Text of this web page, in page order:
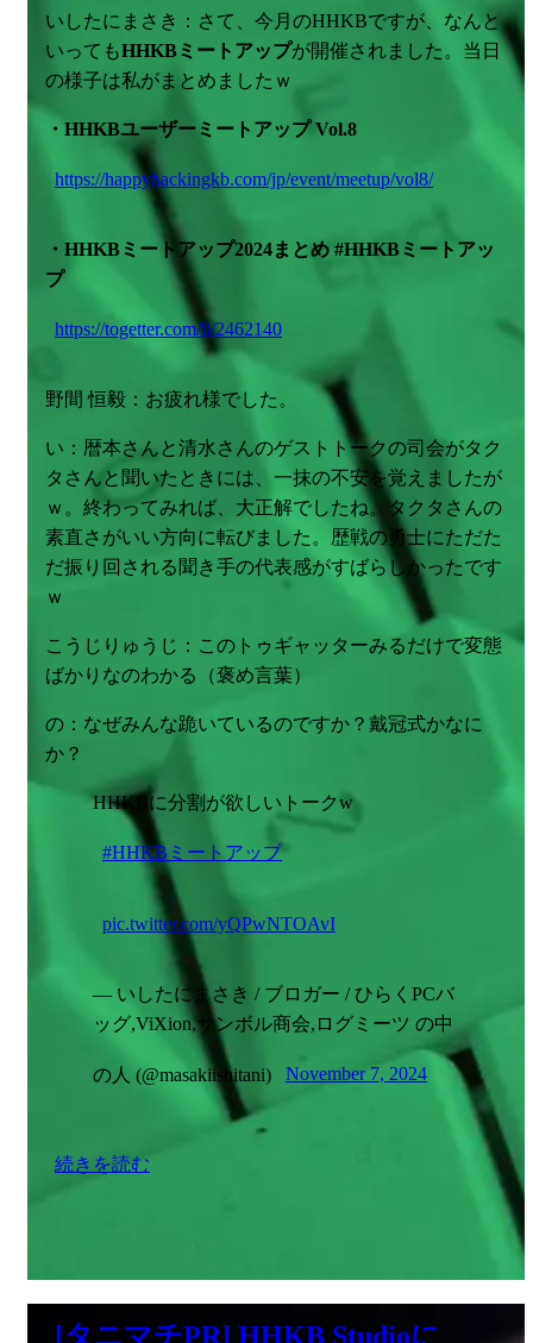
いしたにまさき：さて、今月のHHKBですが、なんと
いってもHHKBミートアップが開催されました。当日
の様子は私がまとめましたｗ
・HHKBユーザーミートアップ Vol.8
https://happyhackingkb.com/jp/event/meetup/vol8/
・HHKBミートアップ2024まとめ #HHKBミートアッ
プ
https://togetter.com/li/2462140
野間 恒毅：お疲れ様でした。
い：暦本さんと清水さんのゲストトークの司会がタク
タさんと聞いたときには、一抹の不安を覚えましたが
ｗ。終わってみれば、大正解でしたね。タクタさんの
素直さがいい方向に転びました。歴戦の勇士にただた
だ振り回される聞き手の代表感がすばらしかったです
ｗ
こうじりゅうじ：このトゥギャッターみるだけで変態
ばかりなのわかる（褒め言葉）
の：なぜみんな跪いているのですか？戴冠式かなに
か？
HHKBに分割が欲しいトークw
#HHKBミートアップ
pic.twitter.com/yQPwNTOAvI
— いしたにまさき / ブロガー / ひらくPCバ
ッグ,ViXion,サンボル商会,ログミーツ の中
の人 (@masakiishitani) November 7, 2024
続きを読む
[タニマチPR] HHKB Studioに